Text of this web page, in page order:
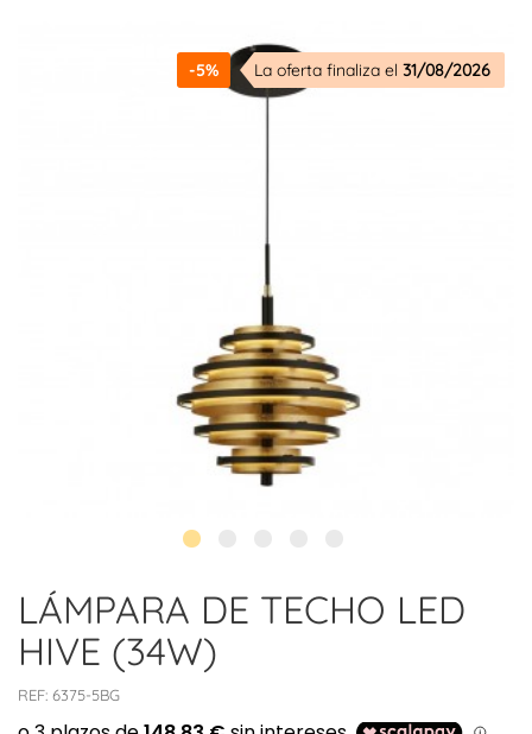
-5% La oferta finaliza el 31/08/2026
LÁMPARA DE TECHO LED
HIVE (34W)
REF: 6375-5BG